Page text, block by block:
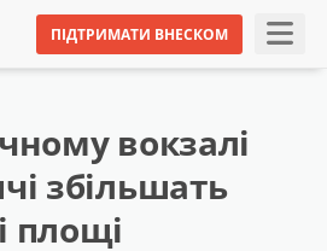
ПІДТРИМАТИ ВНЕСКОМ
вокзалі
збільшать
площі